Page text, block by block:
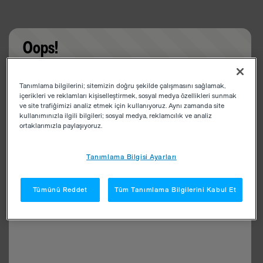
Oops!
app
Tanımlama bilgilerini; sitemizin doğru şekilde çalışmasını sağlamak,
içerikleri ve reklamları kişiselleştirmek, sosyal medya özellikleri sunmak
ve site trafiğimizi analiz etmek için kullanıyoruz. Aynı zamanda site
kullanımınızla ilgili bilgileri; sosyal medya, reklamcılık ve analiz
ortaklarımızla paylaşıyoruz.
Tanımlama Bilgisi Ayarları
Tümünü Reddet Tüm Tanımlama Bilgilerini Kabul Et